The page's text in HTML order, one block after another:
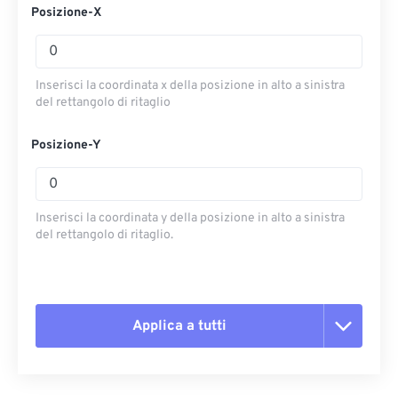
Posizione-X
Inserisci la coordinata x della posizione in alto a sinistra
del rettangolo di ritaglio
Posizione-Y
Inserisci la coordinata y della posizione in alto a sinistra
del rettangolo di ritaglio.
Applica a tutti